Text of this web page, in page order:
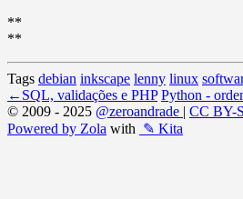
**
**
Tags debian inkscape lenny linux
← SQL, validações e PHP Python -
© 2009 - 2025 @zeroandrade | CC BY-
Powered by Zola with ✎ Kita